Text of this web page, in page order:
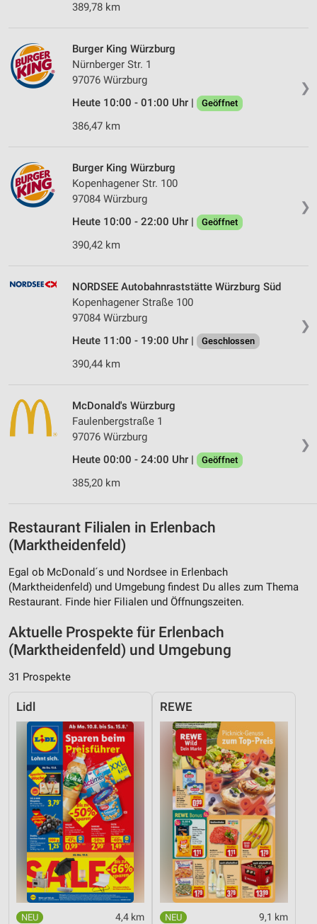
389,78 km
❯
Burger King Würzburg
Nürnberger Str. 1
97076 Würzburg
Heute 10:00 - 01:00 Uhr |
Geöffnet
386,47 km
❯
Burger King Würzburg
Kopenhagener Str. 100
97084 Würzburg
Heute 10:00 - 22:00 Uhr |
Geöffnet
390,42 km
❯
NORDSEE Autobahnraststätte Würzburg Süd
Kopenhagener Straße 100
97084 Würzburg
Heute 11:00 - 19:00 Uhr |
Geschlossen
390,44 km
❯
McDonald's Würzburg
Faulenbergstraße 1
97076 Würzburg
Heute 00:00 - 24:00 Uhr |
Geöffnet
385,20 km
Restaurant Filialen in Erlenbach
(Marktheidenfeld)
Egal ob McDonald´s und Nordsee in Erlenbach
(Marktheidenfeld) und Umgebung findest Du alles zum Thema
Restaurant. Finde hier Filialen und Öffnungszeiten.
Aktuelle Prospekte für Erlenbach
(Marktheidenfeld) und Umgebung
31 Prospekte
Lidl
4,4 km
REWE
9,1 km